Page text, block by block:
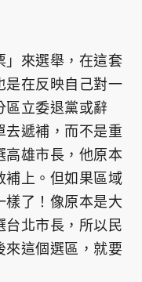
」來選舉，在這套
是在反映自己對一
區立委退黨或辭
去遞補，而不是重
高雄市長，他原本
補上。但如果區域
樣了！像原本是大
台北市長，所以民
來這個選區，就要